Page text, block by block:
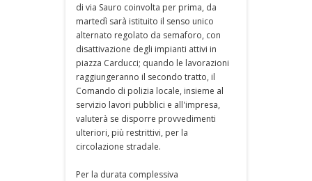
di via Sauro coinvolta per prima, da
martedì sarà istituito il senso unico
alternato regolato da semaforo, con
disattivazione degli impianti attivi in
piazza Carducci; quando le lavorazioni
raggiungeranno il secondo tratto, il
Comando di polizia locale, insieme al
servizio lavori pubblici e all'impresa,
valuterà se disporre provvedimenti
ulteriori, più restrittivi, per la
circolazione stradale.
Per la durata complessiva